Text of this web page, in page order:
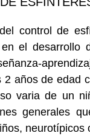
control de
en el desarrollo
2 años de edad
varia de un
generales
neurotípicos